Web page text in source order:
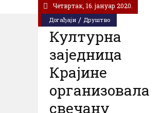
Догађаји / Друштво
Четвртак, 16. јануар 2020.
Културна
заједница
Крајинe
организовала
свечану